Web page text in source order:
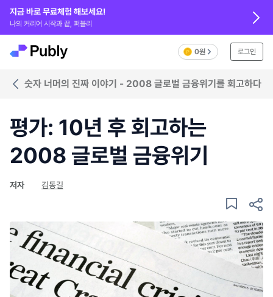
지금 바로 무료체험 해보세요!
나의 커리어 시작과 끝, 퍼블리
0원 로그인
숫자 너머의 진짜 이야기 - 2008 글로벌 금융위기를 회고하다
평가: 10년 후 회고하는
2008 글로벌 금융위기
저자 김동길